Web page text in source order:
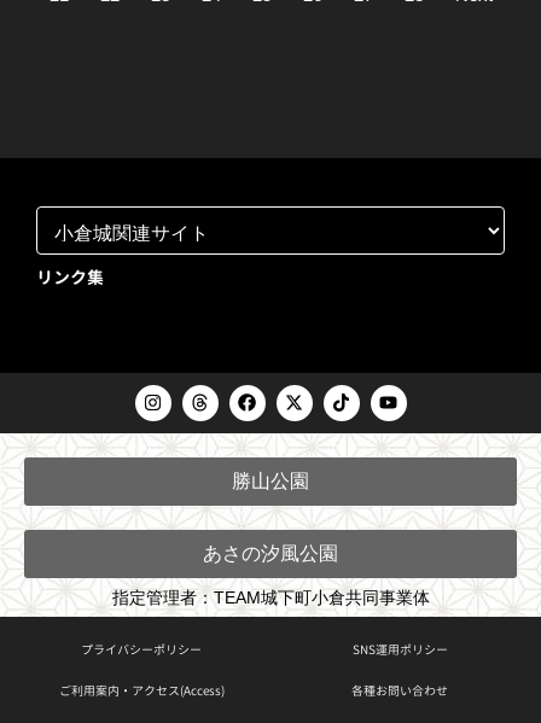
リンク集
I
n
s
r
T
h
r
s
F
a
c
o
o
k
X
-
t
t
t
e
T
i
k
Y
o
u
e
勝山公園
あさの汐風公園
指定管理者：TEAM城下町小倉共同事業体
プライバシーポリシー SNS運用ポリシー
ご利用案内・アクセス(Access) 各種お問い合わせ